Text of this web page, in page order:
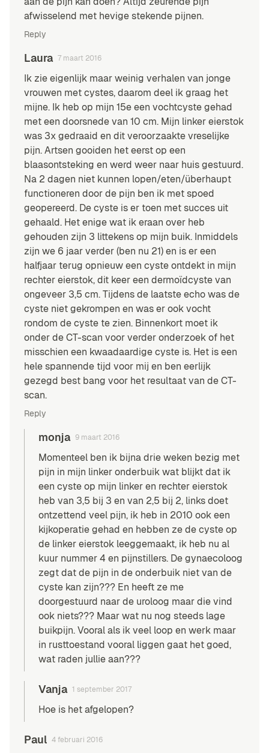
afwisselend met hevige stekende pijnen.
Reply
Laura 7 maart 2016
Ik zie eigenlijk maar weinig verhalen van jonge
vrouwen met cystes, daarom deel ik graag het
mijne. Ik heb op mijn 15e een vochtcyste gehad
met een doorsnede van 10 cm. Mijn linker eierstok
was 3x gedraaid en dit veroorzaakte vreselijke
pijn. Artsen gooiden het eerst op een
blaasontsteking en werd weer naar huis gestuurd.
Na 2 dagen niet kunnen lopen/eten/überhaupt
functioneren door de pijn ben ik met spoed
geopereerd. De cyste is er toen met succes uit
gehaald. Het enige wat ik eraan over heb
gehouden zijn 3 littekens op mijn buik. Inmiddels
zijn we 6 jaar verder (ben nu 21) en is er een
halfjaar terug opnieuw een cyste ontdekt in mijn
rechter eierstok, dit keer een dermoïdcyste van
ongeveer 3,5 cm. Tijdens de laatste echo was de
cyste niet gekrompen en was er ook vocht
rondom de cyste te zien. Binnenkort moet ik
onder de CT-scan voor verder onderzoek of het
misschien een kwaadaardige cyste is. Het is een
hele spannende tijd voor mij en ben eerlijk
gezegd best bang voor het resultaat van de CT-
scan.
Reply
monja 9 maart 2016
Momenteel ben ik bijna drie weken bezig met
pijn in mijn linker onderbuik wat blijkt dat ik
een cyste op mijn linker en rechter eierstok
heb van 3,5 bij 3 en van 2,5 bij 2, links doet
ontzettend veel pijn, ik heb in 2010 ook een
kijkoperatie gehad en hebben ze de cyste op
de linker eierstok leeggemaakt, ik heb nu al
kuur nummer 4 en pijnstillers. De gynaecoloog
zegt dat de pijn in de onderbuik niet van de
cyste kan zijn??? En heeft ze me
doorgestuurd naar de uroloog maar die vind
ook niets??? Maar wat nu nog steeds lage
buikpijn. Vooral als ik veel loop en werk maar
in rusttoestand vooral liggen gaat het goed,
wat raden jullie aan???
Vanja 1 september 2017
Hoe is het afgelopen?
Paul 4 februari 2016